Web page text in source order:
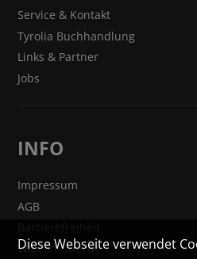
Service & Kontakt
Tyrolia Buchhandlung
Links & Partner
Jobs
INFO
Impressum
AGB
Widerrufsrecht
Diese Webseite verwendet